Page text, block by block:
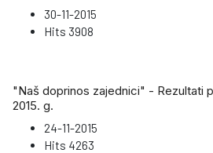
30-11-2015
Hits 3908
"Naš doprinos zajednici" - Rezultati
2015. g.
24-11-2015
Hits 4263